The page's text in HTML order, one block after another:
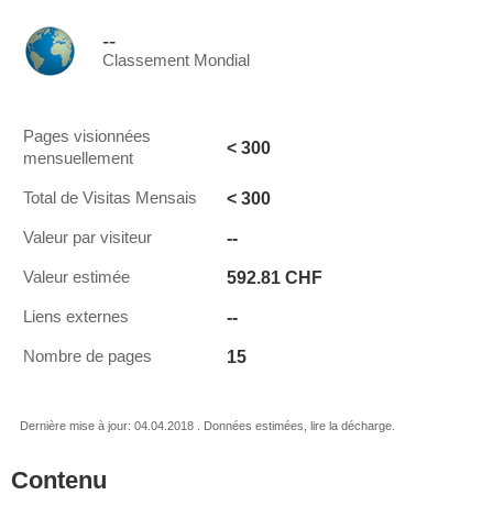
--
Classement Mondial
Pages visionnées
mensuellement
< 300
Total de Visitas Mensais < 300
Valeur par visiteur --
Valeur estimée 592.81 CHF
Liens externes --
Nombre de pages 15
Dernière mise à jour: 04.04.2018 . Données estimées, lire la décharge.
Contenu